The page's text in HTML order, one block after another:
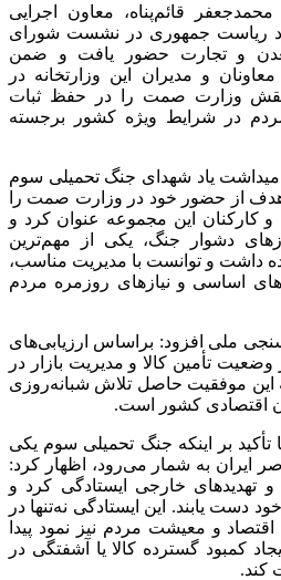
قائم‌پناه، معاون اجرایی
ریاست جمهوری در نشست شورای
و تجارت حضور یافت و ضمن
و مدیران این وزارتخانه در
وزارت صمت را در حفظ ثبات
مردم در شرایط ویژه کشور برجسته
یاد شهدای جنگ تحمیلی سوم
هدف از حضور خود در وزارت صمت را
و کارکنان این مجموعه عنوان کرد و
دشوار جنگ، یکی از مهم‌ترین
داشت و توانست با مدیریت مناسب،
اساسی و نیازهای روزمره مردم
ملی افزود: براساس ارزیابی‌های
مردم از وضعیت تأمین کالا و مدیریت بازار در
این موفقیت حاصل تلاش شبانه‌روزی
اقتصادی کشور است.
بر اینکه جنگ تحمیلی سوم یکی
ایران به شمار می‌رود، اظهار کرد:
و تهدیدهای خارجی ایستادگی کرد و
دست یابند. این ایستادگی نه‌تنها در
و معیشت مردم نیز نمود پیدا
کمبود گسترده کالا یا آشفتگی در
کند.